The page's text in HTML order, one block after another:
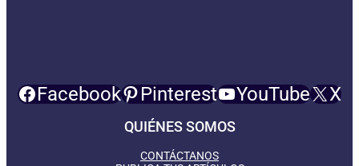
Facebook Pinterest YouTube X
QUIÉNES SOMOS
CONTÁCTANOS